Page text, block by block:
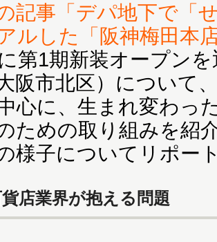
記事「デパ地下で
ルした「阪神梅田本
第1期新装オープン
阪市北区）について
心に、生まれ変わっ
ための取り組みを紹
様子についてリポー
店業界が抱える問題